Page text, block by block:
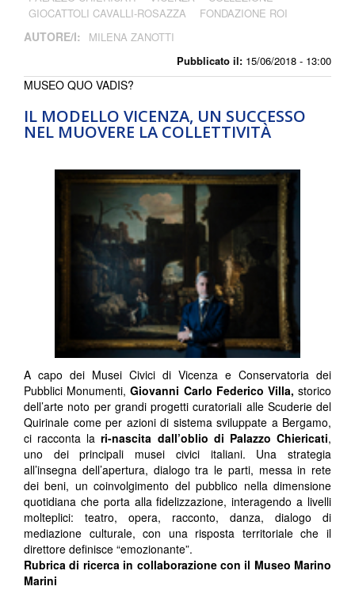
Pubblicato il: 15/06/2018 - 13:00
GIOCATTOLI CAVALLI-ROSAZZA
FONDAZIONE ROI
AUTORE/I: MILENA ZANOTTI
IL MODELLO VICENZA, UN SUCCESSO
NEL MUOVERE LA COLLETTIVITÀ
MUSEO QUO VADIS?
A capo dei Musei Civici di Vicenza e Conservatoria dei
Pubblici Monumenti, Giovanni Carlo Federico Villa, storico
dell’arte noto per grandi progetti curatoriali alle Scuderie del
Quirinale come per azioni di sistema sviluppate a Bergamo,
ci racconta lari-nascita dall’oblio di Palazzo Chiericati,
uno dei principali musei civici italiani. Una strategia
all’insegna dell’apertura, dialogo tra le parti, messa in rete
dei beni, un coinvolgimento del pubblico nella dimensione
quotidiana che porta alla fidelizzazione, interagendo a livelli
molteplici: teatro, opera, racconto, danza, dialogo di
mediazione culturale, con una risposta territoriale che il
direttore definisce “emozionante”.
Rubrica di ricerca in collaborazione con il Museo Marino
Marini